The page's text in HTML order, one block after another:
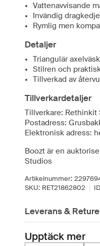
Vattenavvisande
Invändig
Rymlig men
Detaljer
Triangulär
Stilren och
Tillverkad av
Tillverkardetaljer
Tillverkare: Rethinkit
Postadress:
Elektronisk adress:
Boozt är en
Studios
Artikelnummer:
SKU: RET21862802
Leverans &
Upptäck mer